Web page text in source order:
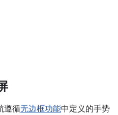
遵循无边框功能中定义的手势